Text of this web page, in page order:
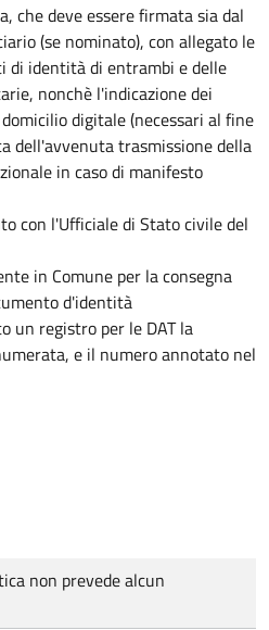
che deve essere firmata sia dal
(se nominato), con allegato le
di identità di entrambi e delle
nonchè l'indicazione dei
digitale (necessari al fine
dell'avvenuta trasmissione della
in caso di manifesto
con l'Ufficiale di Stato civile del
in Comune per la consegna
d'identità
un registro per le DAT la
e il numero annotato nel
non prevede alcun